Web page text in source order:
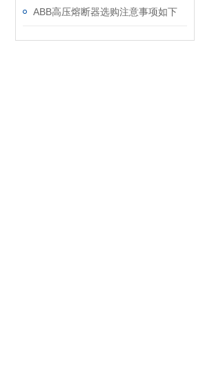
ABB高压熔断器选购注意事项如下